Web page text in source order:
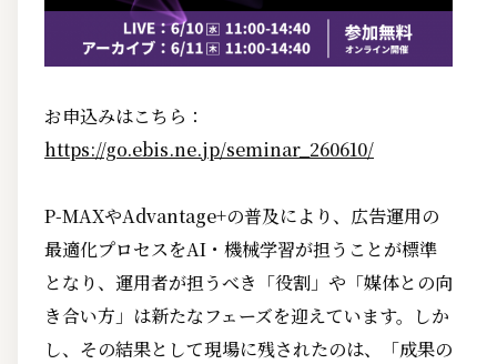
お申込みはこちら：
https://go.ebis.ne.jp/seminar_260610/
P-MAXやAdvantage+の普及により、広告運用の
最適化プロセスをAI・機械学習が担うことが標準
となり、運用者が担うべき「役割」や「媒体との向
き合い方」は新たなフェーズを迎えています。しか
し、その結果として現場に残されたのは、「成果の